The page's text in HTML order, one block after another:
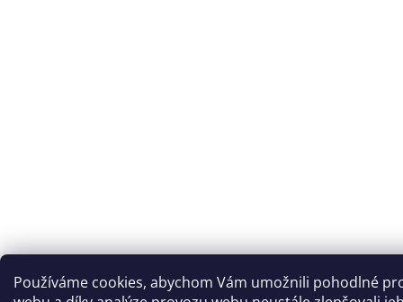
Používáme cookies, abychom Vám umožnili pohodlné